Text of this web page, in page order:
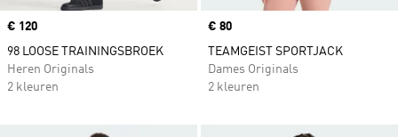
Price
€ 120
98 LOOSE TRAININGSBROEK
Heren Originals
2 kleuren
Price
€ 80
TEAMGEIST SPORTJACK
Dames Originals
2 kleuren